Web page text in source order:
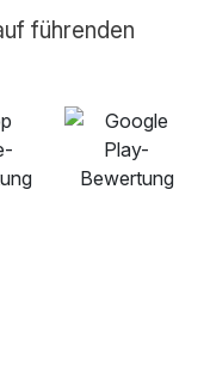
führenden